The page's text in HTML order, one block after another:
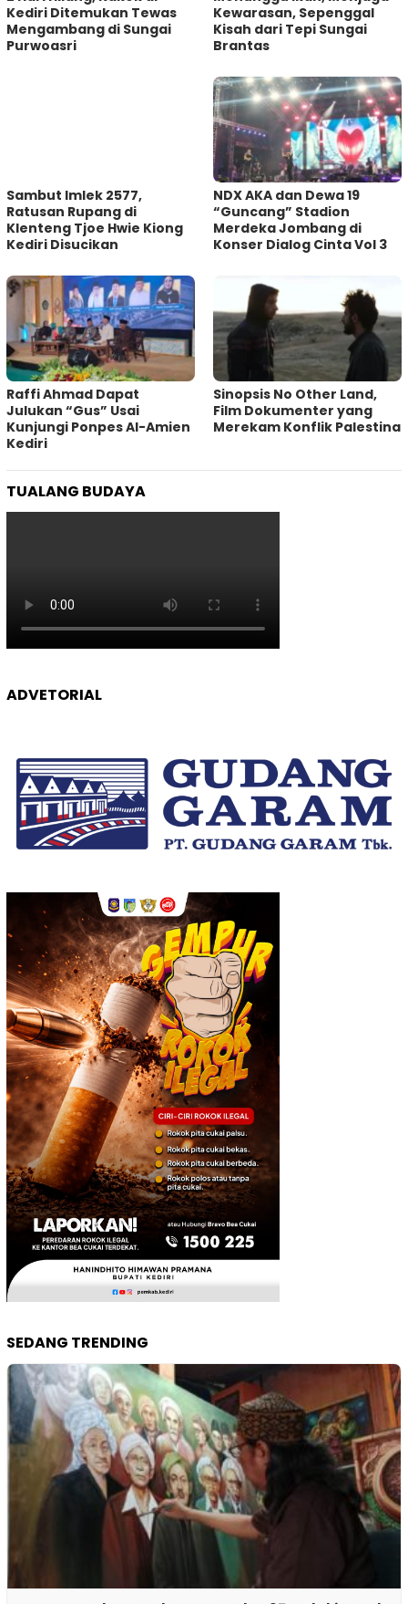
Kediri Ditemukan Tewas
Mengambang di Sungai
Purwoasri
Kewarasan, Sepenggal
Kisah dari Tepi Sungai
Brantas
Sambut Imlek 2577,
Ratusan Rupang di
Klenteng Tjoe Hwie Kiong
Kediri Disucikan
NDX AKA dan Dewa 19
“Guncang” Stadion
Merdeka Jombang di
Konser Dialog Cinta Vol 3
Raffi Ahmad Dapat
Julukan “Gus” Usai
Kunjungi Ponpes Al-Amien
Kediri
Sinopsis No Other Land,
Film Dokumenter yang
Merekam Konflik Palestina
TUALANG BUDAYA
ADVETORIAL
SEDANG TRENDING